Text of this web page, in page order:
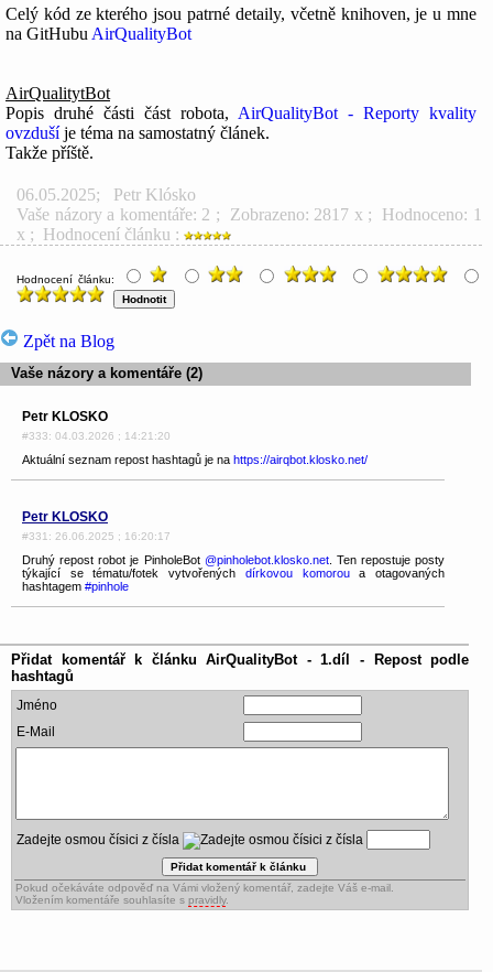
Celý kód ze kterého jsou patrné detaily, včetně knihoven, je u mne
na GitHubu AirQualityBot
AirQualitytBot
Popis druhé části část robota, AirQualityBot - Reporty kvality
ovzdušíje téma na samostatný článek.
Takže příště.
06.05.2025; Petr Klósko
Vaše názory a komentáře: 2 ; Zobrazeno: 2817 x ; Hodnoceno: 1
x ; Hodnocení článku :
Hodnocení článku:
Zpět na Blog
Vaše názory a komentáře (2)
Petr KLOSKO
#333: 04.03.2026 ; 14:21:20
Aktuální seznam repost hashtagů je na https://airqbot.klosko.net/
Petr KLOSKO
#331: 26.06.2025 ; 16:20:17
Druhý repost robot je PinholeBot @pinholebot.klosko.net. Ten repostuje posty
týkající se tématu/fotek vytvořených dírkovou komoroua otagovaných
hashtagem #pinhole
Přidat komentář k článkuAirQualityBot - 1.díl - Repost podle
hashtagů
Jméno
E-Mail
Zadejte osmou čísici z čísla
Pokud očekáváte odpověď na Vámi vložený komentář, zadejte Váš e-mail.
Vložením komentáře souhlasíte s pravidly.